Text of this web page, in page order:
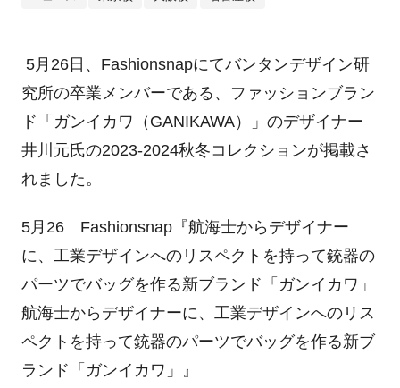
5月26日、Fashionsnapにてバンタンデザイン研
究所の卒業メンバーである、ファッションブラン
ド「ガンイカワ（GANIKAWA）」のデザイナー
井川元氏の2023-2024秋冬コレクションが掲載さ
れました。
5月26 Fashionsnap『航海士からデザイナー
に、工業デザインへのリスペクトを持って銃器の
パーツでバッグを作る新ブランド「ガンイカワ」
航海士からデザイナーに、工業デザインへのリス
ペクトを持って銃器のパーツでバッグを作る新ブ
ランド「ガンイカワ」』